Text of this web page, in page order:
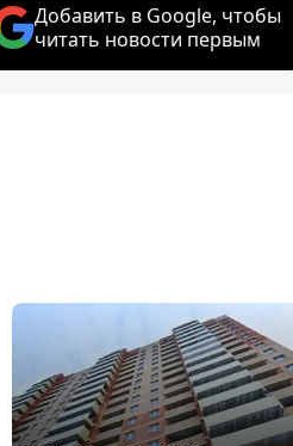
Добавить в Google, чтобы
читать новости первым